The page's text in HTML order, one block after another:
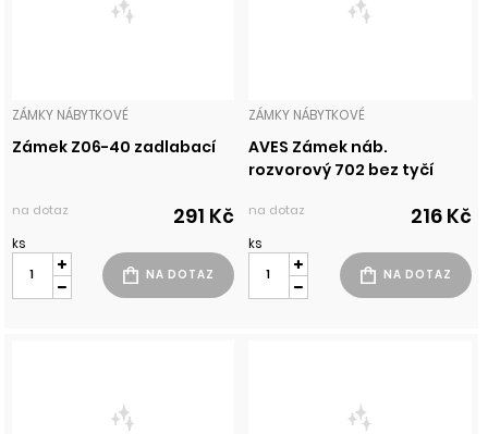
ZÁMKY NÁBYTKOVÉ
Zámek Z06-40 zadlabací
na dotaz 291 Kč
ks
ZÁMKY NÁBYTKOVÉ
AVES Zámek náb.
rozvorový 702 bez tyčí
na dotaz 216 Kč
ks